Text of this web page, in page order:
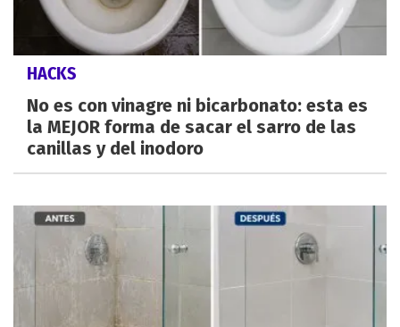
HACKS
No es con vinagre ni bicarbonato: esta es
la MEJOR forma de sacar el sarro de las
canillas y del inodoro